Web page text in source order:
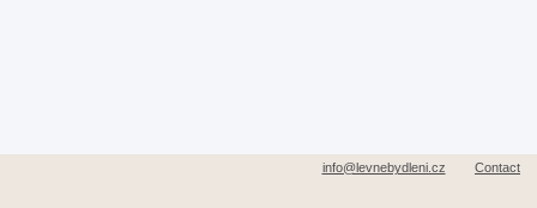
info@levnebydleni.cz Contact